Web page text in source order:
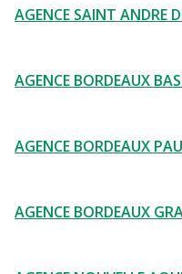
AGENCE SAINT ANDRE
AGENCE BORDEAUX
AGENCE BORDEAUX
AGENCE BORDEAUX